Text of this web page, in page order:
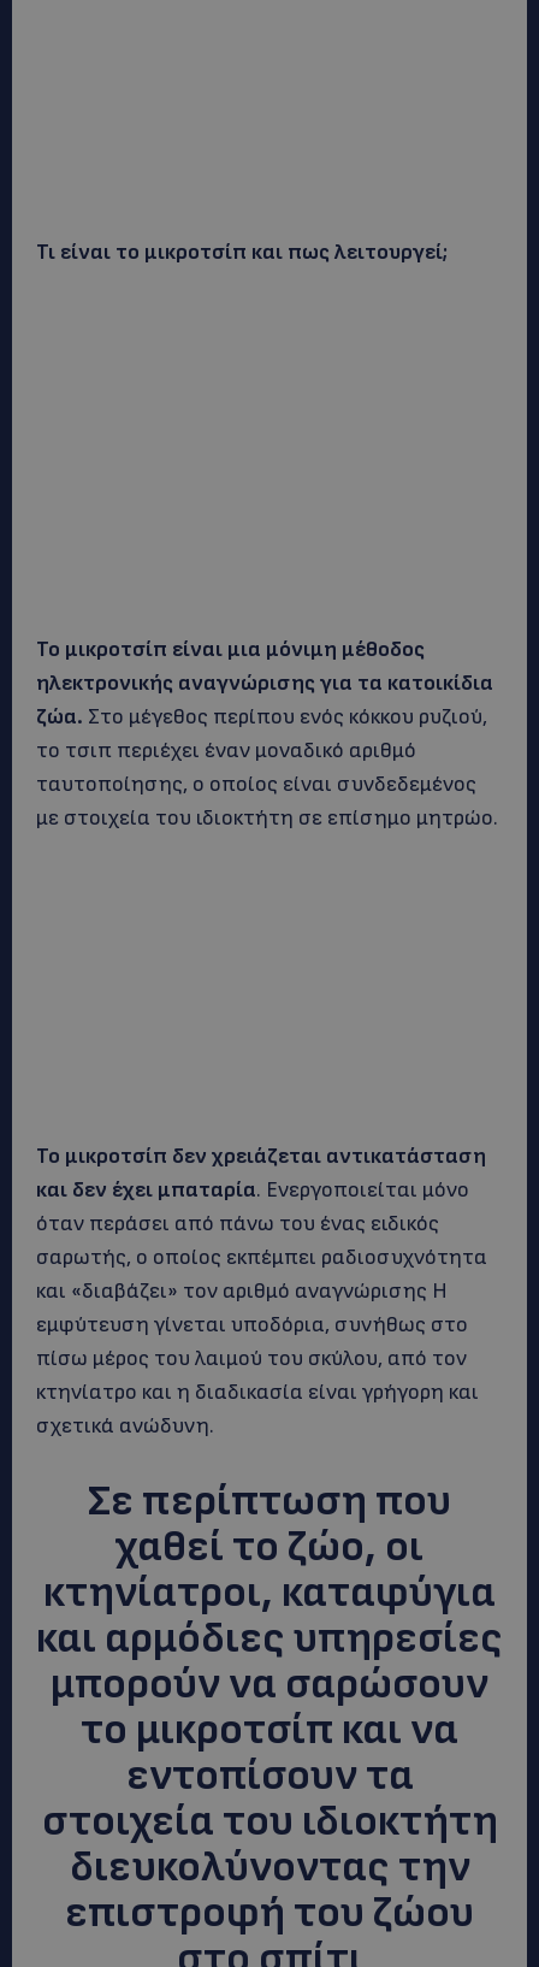
Τι είναι το μικροτσίπ και πως λειτουργεί;
Το μικροτσίπ είναι μια μόνιμη μέθοδος
ηλεκτρονικής αναγνώρισης για τα κατοικίδια
ζώα. Στο μέγεθος περίπου ενός κόκκου ρυζιού,
το τσιπ περιέχει έναν μοναδικό αριθμό
ταυτοποίησης, ο οποίος είναι συνδεδεμένος
με στοιχεία του ιδιοκτήτη σε επίσημο μητρώο.
Το μικροτσίπ δεν χρειάζεται αντικατάσταση
και δεν έχει μπαταρία. Ενεργοποιείται μόνο
όταν περάσει από πάνω του ένας ειδικός
σαρωτής, ο οποίος εκπέμπει ραδιοσυχνότητα
και «διαβάζει» τον αριθμό αναγνώρισης Η
εμφύτευση γίνεται υποδόρια, συνήθως στο
πίσω μέρος του λαιμού του σκύλου, από τον
κτηνίατρο και η διαδικασία είναι γρήγορη και
σχετικά ανώδυνη.
Σε περίπτωση που
χαθεί το ζώο, οι
κτηνίατροι, καταφύγια
και αρμόδιες υπηρεσίες
μπορούν να σαρώσουν
το μικροτσίπ και να
εντοπίσουν τα
στοιχεία του ιδιοκτήτη
διευκολύνοντας την
επιστροφή του ζώου